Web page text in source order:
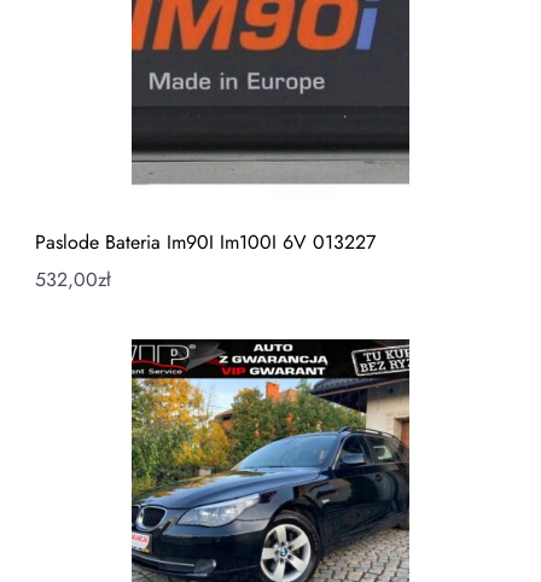
Paslode Bateria Im90I Im100I 6V 013227
532,00zł